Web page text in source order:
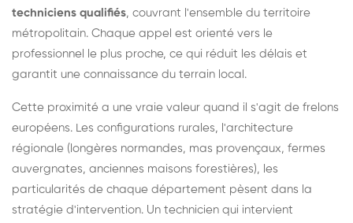
techniciens qualifiés, couvrant l'ensemble du territoire
métropolitain. Chaque appel est orienté vers le
professionnel le plus proche, ce qui réduit les délais et
garantit une connaissance du terrain local.
Cette proximité a une vraie valeur quand il s'agit de frelons
européens. Les configurations rurales, l'architecture
régionale (longères normandes, mas provençaux, fermes
auvergnates, anciennes maisons forestières), les
particularités de chaque département pèsent dans la
stratégie d'intervention. Un technicien qui intervient